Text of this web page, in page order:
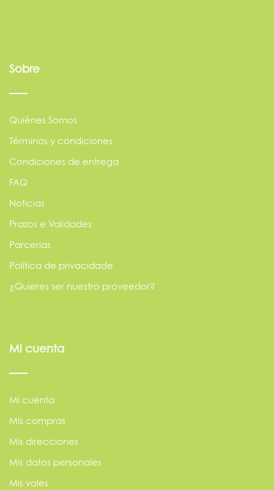
Sobre
Quiénes Somos
Términos y condiciones
Condiciones de entrega
FAQ
Noticias
Prazos e Validades
Parcerias
Política de privacidade
¿Quieres ser nuestro proveedor?
Mi cuenta
Mi cuenta
Mis compras
Mis direcciones
Mis datos personales
Mis vales